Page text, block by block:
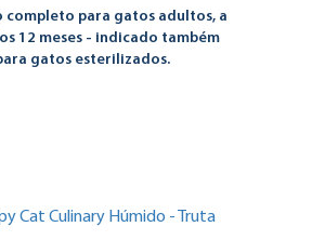
completo para gatos adultos, a
12 meses - indicado também
gatos esterilizados.